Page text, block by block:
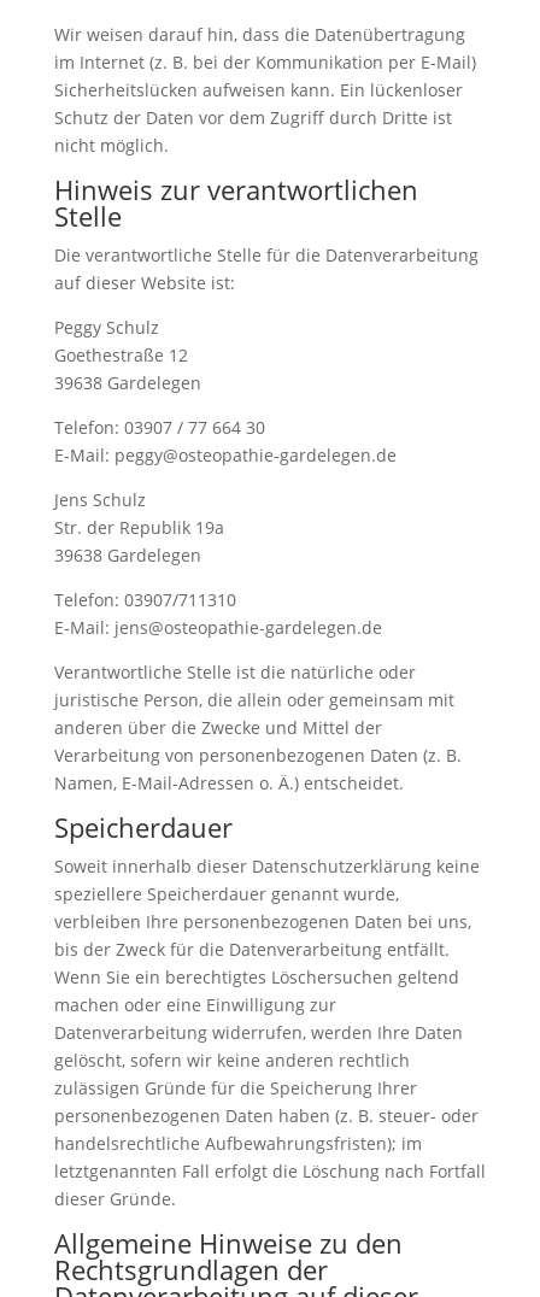
Wir weisen darauf hin, dass die Datenübertragung
im Internet (z. B. bei der Kommunikation per E-Mail)
Sicherheitslücken aufweisen kann. Ein lückenloser
Schutz der Daten vor dem Zugriff durch Dritte ist
nicht möglich.
Hinweis zur verantwortlichen
Stelle
Die verantwortliche Stelle für die Datenverarbeitung
auf dieser Website ist:
Peggy Schulz
Goethestraße 12
39638 Gardelegen
Telefon: 03907 / 77 664 30
E-Mail: peggy@osteopathie-gardelegen.de
Jens Schulz
Str. der Republik 19a
39638 Gardelegen
Telefon: 03907/711310
E-Mail: jens@osteopathie-gardelegen.de
Verantwortliche Stelle ist die natürliche oder
juristische Person, die allein oder gemeinsam mit
anderen über die Zwecke und Mittel der
Verarbeitung von personenbezogenen Daten (z. B.
Namen, E-Mail-Adressen o. Ä.) entscheidet.
Speicherdauer
Soweit innerhalb dieser Datenschutzerklärung keine
speziellere Speicherdauer genannt wurde,
verbleiben Ihre personenbezogenen Daten bei uns,
bis der Zweck für die Datenverarbeitung entfällt.
Wenn Sie ein berechtigtes Löschersuchen geltend
machen oder eine Einwilligung zur
Datenverarbeitung widerrufen, werden Ihre Daten
gelöscht, sofern wir keine anderen rechtlich
zulässigen Gründe für die Speicherung Ihrer
personenbezogenen Daten haben (z. B. steuer- oder
handelsrechtliche Aufbewahrungsfristen); im
letztgenannten Fall erfolgt die Löschung nach Fortfall
dieser Gründe.
Allgemeine Hinweise zu den
Rechtsgrundlagen der